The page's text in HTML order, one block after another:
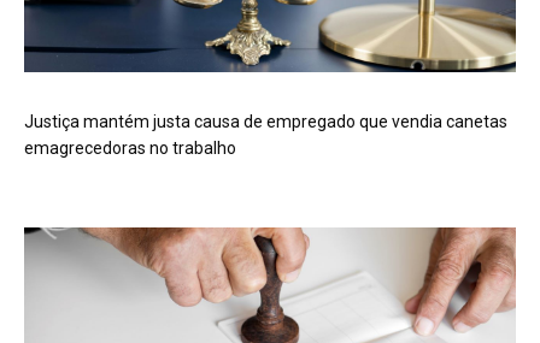
Justiça mantém justa causa de empregado que vendia canetas
emagrecedoras no trabalho